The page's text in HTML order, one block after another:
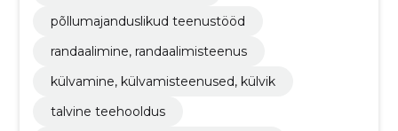
põllumajanduslikud teenustööd
randaalimine, randaalimisteenus
külvamine, külvamisteenused, külvik
talvine teehooldus